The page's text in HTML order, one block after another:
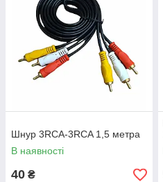
Шнур 3RCA-3RCA 1,5 метра
В наявності
40 ₴